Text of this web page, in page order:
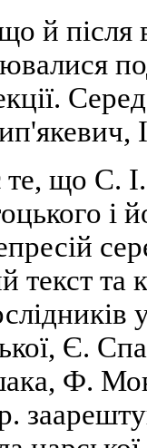
й після
що С.
і
та
Є.
Ф.